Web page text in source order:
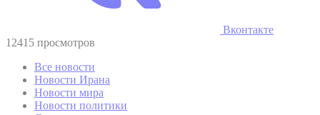
Вконтакте
12415 просмотров
Все новости
Новости Ирана
Новости мира
Новости политики